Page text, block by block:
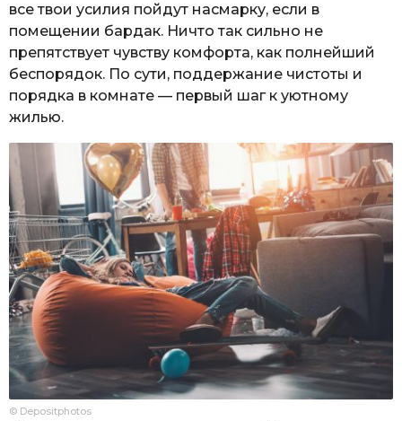
все твои усилия пойдут насмарку, если в
помещении бардак. Ничто так сильно не
препятствует чувству комфорта, как полнейший
беспорядок. По сути, поддержание чистоты и
порядка в комнате — первый шаг к уютному
жилью.
© Depositphotos